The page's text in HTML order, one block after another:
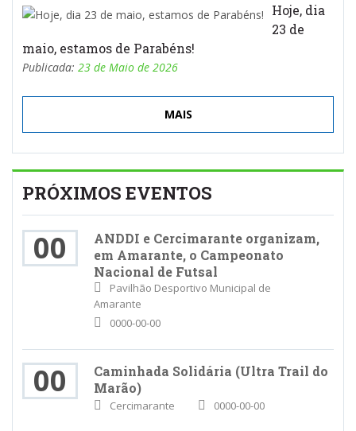
Hoje, dia
23 de
maio, estamos de Parabéns!
Publicada: 23 de Maio de 2026
MAIS
PRÓXIMOS EVENTOS
00
ANDDI e Cercimarante organizam,
em Amarante, o Campeonato
Nacional de Futsal
Pavilhão Desportivo Municipal de
Amarante
0000-00-00
00
Caminhada Solidária (Ultra Trail do
Marão)
Cercimarante 0000-00-00